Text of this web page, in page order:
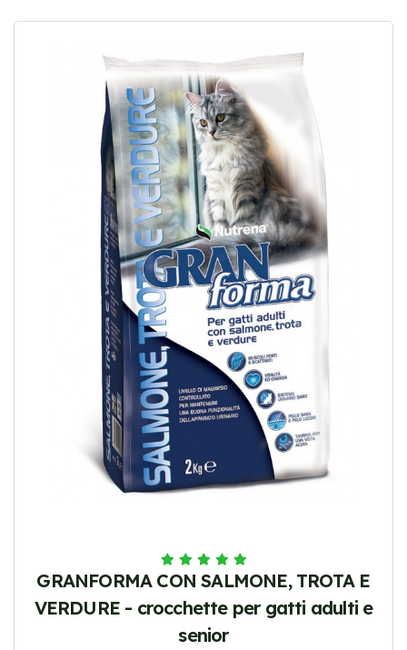
GRANFORMA CON SALMONE, TROTA E
VERDURE - crocchette per gatti adulti e
senior